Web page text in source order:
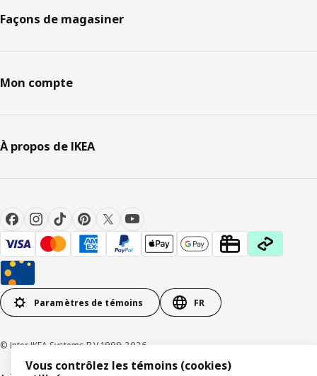
Façons de magasiner
Mon compte
À propos de IKEA
Paramètres de témoins FR
© Inter IKEA Systems B.V 1999-2026
Vous contrôlez les témoins (cookies)